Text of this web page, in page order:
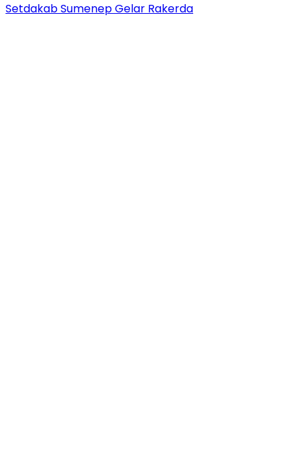
Setdakab Sumenep Gelar Rakerda